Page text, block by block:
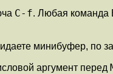
C-f. Любая команда
минибуфер, по
аргумент перед